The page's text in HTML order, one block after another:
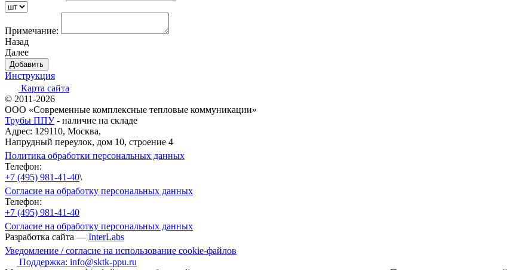
Примечание:
Назад
Далее
Инструкция
Карта сайта
© 2011-2026
ООО «Современные комплексные тепловые коммуникации»
Трубы ППУ- наличие на складе
Адрес: 129110, Москва,
Напрудный переулок, дом 10, строение 4
Политика обработки персональных данных
Телефон:
+7 (495) 981-41-40\
Согласие на обработку персональных данных
Телефон:
+7 (495) 981-41-40
Согласие на обработку персональных данных
Разработка сайта — InterLabs
Уведомление / согласие на использование cookie-файлов
Поддержка: info@sktk-ppu.ru